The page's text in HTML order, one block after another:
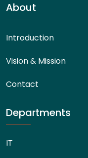
About
Introduction
Vision & Mission
Contact
Departments
IT